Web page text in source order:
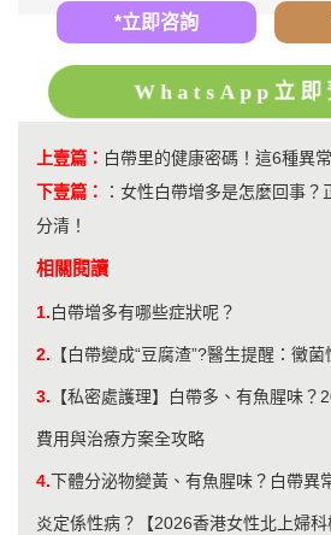
*立即咨詢
WhatsApp立即
上壹篇： 白帶里的健康密碼！這6種異
下壹篇：
： 女性白帶增多是怎麼回事？
分清！
相關閱讀
1.白帶增多有哪些症狀呢？
2. 【白帶變成“豆腐渣”?醫生提醒：黴
3. 【私密處護理】白帶多、有魚腥味
費用與治療方案全攻略
4.下體分泌物變黃、有魚腥味？白帶異
炎定係性病？【2026香港女性北上婦科